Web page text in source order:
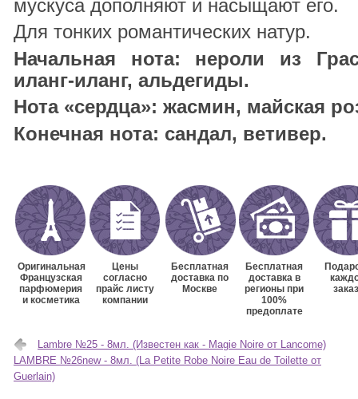
мускуса дополняют и насыщают его.
Для тонких романтических натур.
Начальная нота: нероли из
иланг-иланг, альдегиды.
Нота «сердца»: жасмин, майская
Конечная нота: сандал, ветивер.
Оригинальная
Французская
парфюмерия
и косметика
Цены
согласно
прайс листу
компании
Бесплатная
доставка по
Москве
Бесплатная
доставка в
регионы при
100%
предоплате
Lambre №25 - 8мл. (Известен как - Magie Noire от Lancome)
LAMBRE №26new - 8мл. (La Petite Robe Noire Eau de Toilette от
Guerlain)